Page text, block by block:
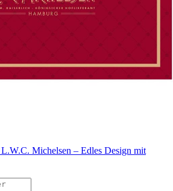
Michelsen – Edles Design mit